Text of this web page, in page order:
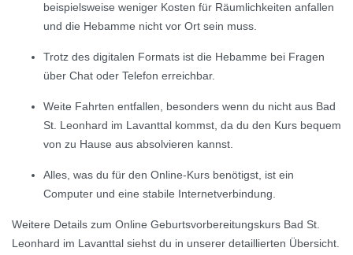
beispielsweise weniger Kosten für Räumlichkeiten anfallen
und die Hebamme nicht vor Ort sein muss.
Trotz des digitalen Formats ist die Hebamme bei Fragen
über Chat oder Telefon erreichbar.
Weite Fahrten entfallen, besonders wenn du nicht aus Bad
St. Leonhard im Lavanttal kommst, da du den Kurs bequem
von zu Hause aus absolvieren kannst.
Alles, was du für den Online-Kurs benötigst, ist ein
Computer und eine stabile Internetverbindung.
Weitere Details zum Online Geburtsvorbereitungskurs Bad St.
Leonhard im Lavanttal siehst du in unserer detaillierten Übersicht.